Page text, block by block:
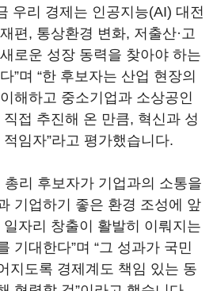
우리 경제는 인공지능(AI) 대전
편, 통상환경 변화, 저출산·고
로운 성장 동력을 찾아야 하는
”며 “한 후보자는 산업 현장의
해하고 중소기업과 소상공인
직접 추진해 온 만큼, 혁신과 성
적임자”라고 평가했습니다.
총리 후보자가 기업과의 소통을
기업하기 좋은 환경 조성에 앞
자리 창출이 활발히 이뤄지는
기대한다”며 “그 성과가 국민
지도록 경제계도 책임 있는 동